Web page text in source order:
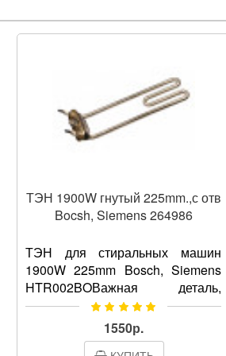
ТЭН 1900W гнутый 225mm.,с отв
Bocsh, Siemens 264986
ТЭН для стиральных машин
1900W 225mm Bosch, Siemens
HTR002BOВажная деталь,
отвечающая за нагревание воды
в стиральной машине до
температуры, которая
1550р.